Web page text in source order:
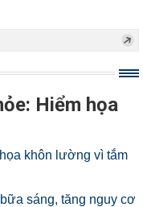
Hiểm họa